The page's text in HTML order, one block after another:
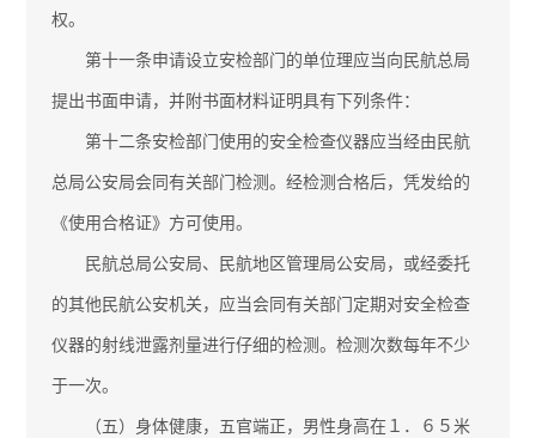
权。
第十一条申请设立安检部门的单位理应当向民航总局
提出书面申请，并附书面材料证明具有下列条件：
第十二条安检部门使用的安全检查仪器应当经由民航
总局公安局会同有关部门检测。经检测合格后，凭发给的
《使用合格证》方可使用。
民航总局公安局、民航地区管理局公安局，或经委托
的其他民航公安机关，应当会同有关部门定期对安全检查
仪器的射线泄露剂量进行仔细的检测。检测次数每年不少
于一次。
（五）身体健康，五官端正，男性身高在１．６５米